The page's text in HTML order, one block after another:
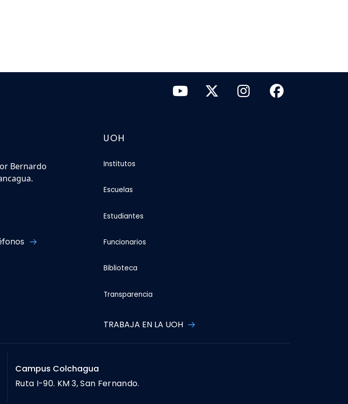
Bernardo
UOH
Institutos
Escuelas
Estudiantes
Funcionarios
Biblioteca
Transparencia
TRABAJA EN LA UOH
Campus Colchagua
Ruta I-90. KM 3, San Fernando.